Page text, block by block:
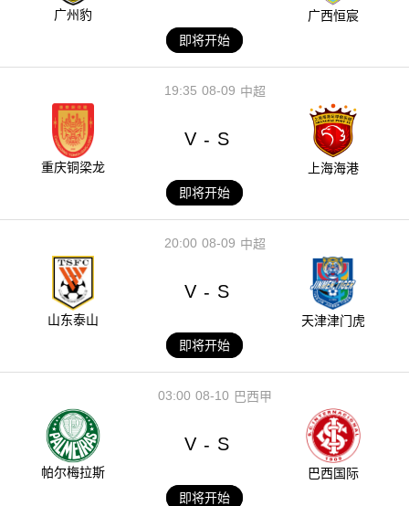
广州豹
广西恒宸
即将开始
08-09
19:35 中超
重庆铜梁龙
V - S
上海海港
即将开始
08-09
20:00 中超
山东泰山
V - S
天津津门虎
即将开始
08-10
03:00 巴西甲
帕尔梅拉斯
V - S
巴西国际
即将开始